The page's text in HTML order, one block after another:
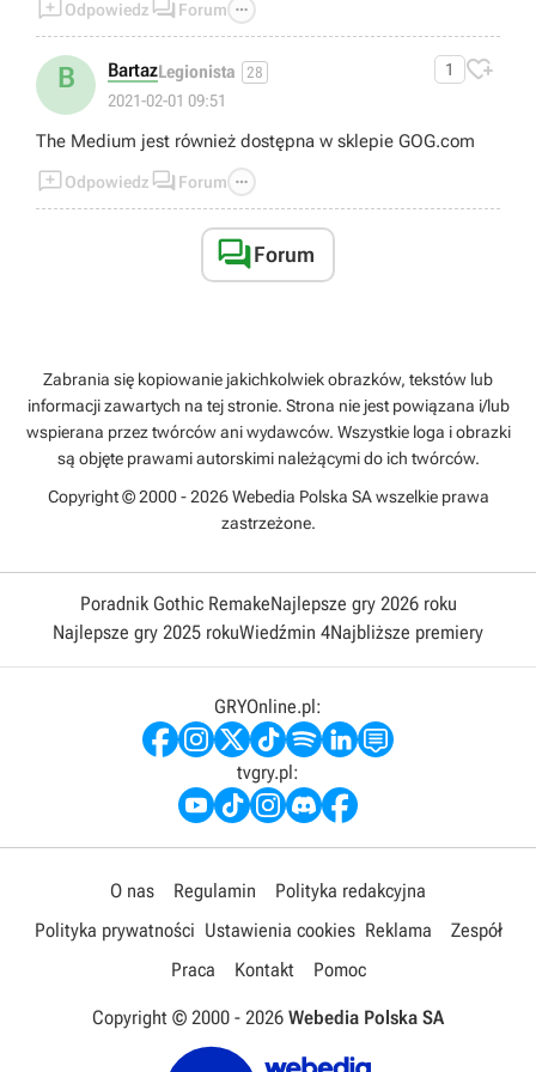
Odpowiedz  Forum 
B BartazLegionista 28
2021-02-01 09:51
1 
The Medium jest również dostępna w sklepie GOG.com
Odpowiedz  Forum 
Forum
Zabrania się kopiowanie jakichkolwiek obrazków, tekstów lub
informacji zawartych na tej stronie. Strona nie jest powiązana i/lub
wspierana przez twórców ani wydawców. Wszystkie loga i obrazki
są objęte prawami autorskimi należącymi do ich twórców.
Copyright © 2000 - 2026 Webedia Polska SA wszelkie prawa
zastrzeżone.
Poradnik Gothic RemakeNajlepsze gry 2026 roku
Najlepsze gry 2025 rokuWiedźmin 4Najbliższe premiery
GRYOnline.pl:
tvgry.pl:
O nas Regulamin
Polityka redakcyjna
Polityka prywatności Ustawienia cookies Reklama
Zespół
Praca
Kontakt Pomoc
Copyright © 2000 - 2026 Webedia Polska SA